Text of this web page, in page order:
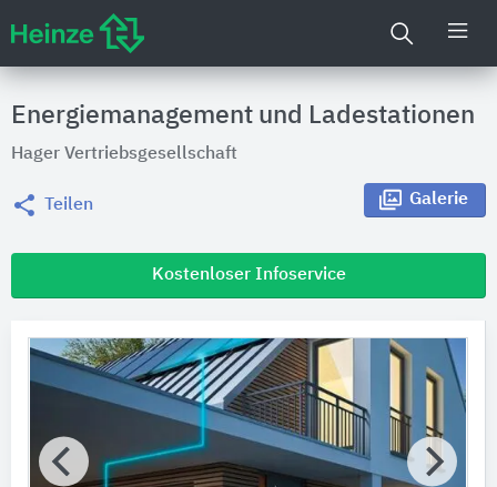
Ener­gie­ma­na­ge­ment und La­de­sta­ti­o­nen
Hager Vertriebsgesellschaft
Teilen Galerie
Kostenloser Infoservice